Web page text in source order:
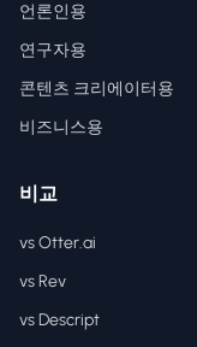
언론인용
연구자용
콘텐츠 크리에이터용
비즈니스용
비교
vs Otter.ai
vs Rev
vs Descript